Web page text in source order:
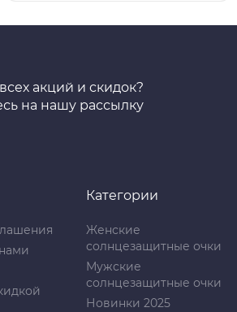
акций и скидок?
на нашу рассылку
Категории
Женские
солнцезащитные очки
Мужские
солнцезащитные очки
Новинки 2025